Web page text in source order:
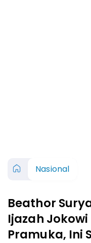
Nasional
Beathor
Ijazah
Pramuka, Ini